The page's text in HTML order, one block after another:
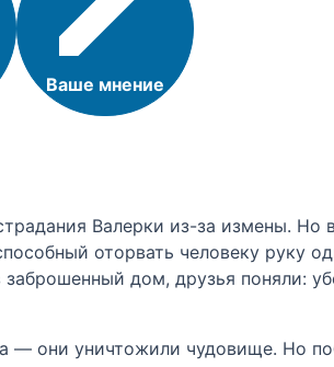
Ваше мнение
Валерки из-за измены. Но
оторвать человеку руку
дом, друзья поняли:
они уничтожили чудовище. Но